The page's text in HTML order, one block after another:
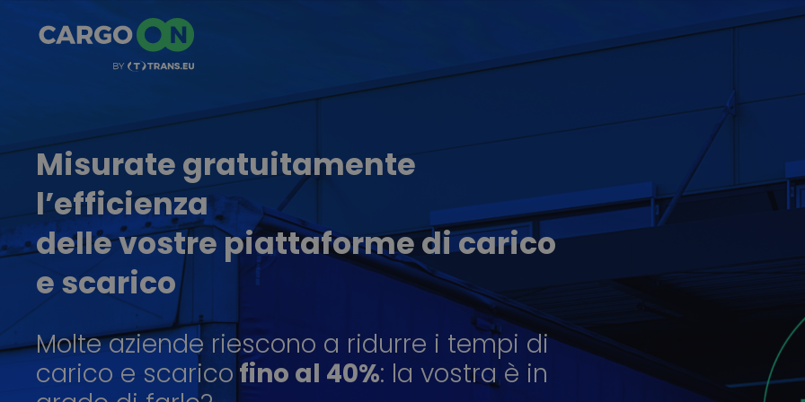
Misurate gratuitamente
l’efficienza
delle vostre piattaforme di carico
e scarico
Molte aziende riescono a ridurre i tempi di
carico e scarico fino al 40%: la vostra è in